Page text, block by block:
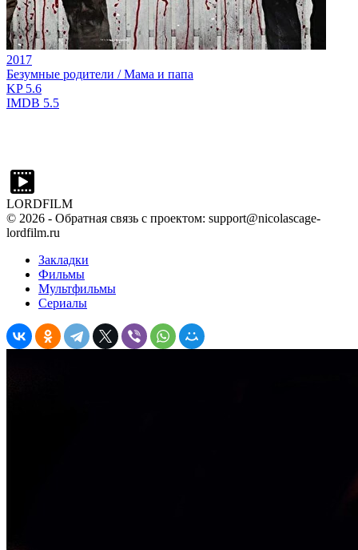
2017
Безумные родители / Мама и папа
KP5.6
IMDB 5.5
LORDFILM
© 2026 - Обратная связь с проектом: support@nicolascage-
lordfilm.ru
Закладки
Фильмы
Мультфильмы
Сериалы